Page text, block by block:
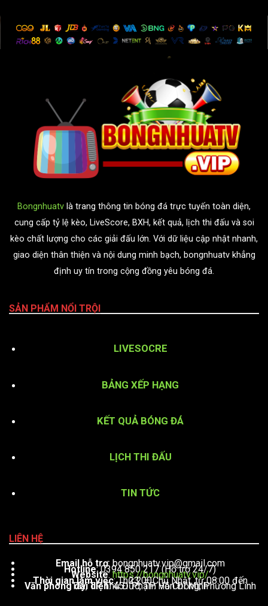
Bongnhuatv là trang thông tin bóng đá trực tuyến toàn diện,
cung cấp tỷ lệ kèo, LiveScore, BXH, kết quả, lịch thi đấu và soi
kèo chất lượng cho các giải đấu lớn. Với dữ liệu cập nhật nhanh,
giao diện thân thiện và nội dung minh bạch, bongnhuatv khẳng
định uy tín trong cộng đồng yêu bóng đá.
SẢN PHẨM NỔI TRỘI
LIVESOCRE
BẢNG XẾP HẠNG
KẾT QUẢ BÓNG ĐÁ
LỊCH THI ĐẤU
TIN TỨC
LIÊN HỆ
Email hỗ trợ:bongnhuatv.vip@gmail.com
Hotline: 0394 850 217 (Hỗ trợ 24/7)
Website:https://bongnhuatv.vip/
Thời gian làm việc : Thứ 2 – Chủ Nhật, từ 08:00 đến 23:00
Văn phòng đại diện: 451 Phạm Văn Đồng, Phường Linh Tây, TP. Thủ Đức, TP. Hồ Chí Minh